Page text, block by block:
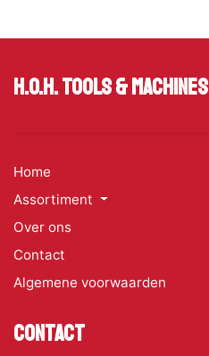
H.O.H. Tools & Machines
Home
Assortiment
Over ons
Contact
Algemene voorwaarden
Contact